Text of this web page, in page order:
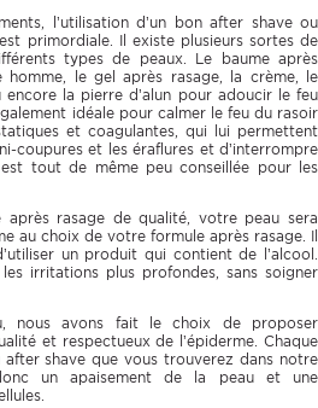
l’utilisation d’un bon after shave ou
primordiale. Il existe plusieurs sortes de
types de peaux. Le baume après
homme, le gel après rasage, la crème, le
la pierre d’alun pour adoucir le feu
idéale pour calmer le feu du rasoir
et coagulantes, qui lui permettent
coupures et les éraflures et d’interrompre
est tout de même peu conseillée pour les
après rasage de qualité, votre peau sera
au choix de votre formule après rasage. Il
un produit qui contient de l’alcool.
irritations plus profondes, sans soigner
nous avons fait le choix de proposer
et respectueux de l’épiderme. Chaque
shave que vous trouverez dans notre
un apaisement de la peau et une